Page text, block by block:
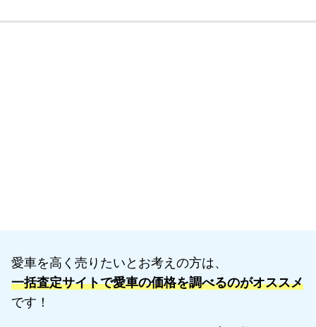
愛車を高く売りたいとお考えの方は、
一括査定サイトで愛車の価格を調べるのがオススメ
です！